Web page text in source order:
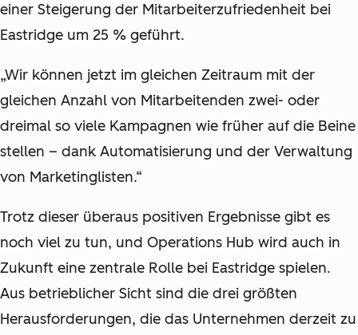
einer Steigerung der Mitarbeiterzufriedenheit bei
Eastridge um 25 % geführt.
„Wir können jetzt im gleichen Zeitraum mit der
gleichen Anzahl von Mitarbeitenden zwei- oder
dreimal so viele Kampagnen wie früher auf die Beine
stellen – dank Automatisierung und der Verwaltung
von Marketinglisten.“
Trotz dieser überaus positiven Ergebnisse gibt es
noch viel zu tun, und Operations Hub wird auch in
Zukunft eine zentrale Rolle bei Eastridge spielen.
Aus betrieblicher Sicht sind die drei größten
Herausforderungen, die das Unternehmen derzeit zu